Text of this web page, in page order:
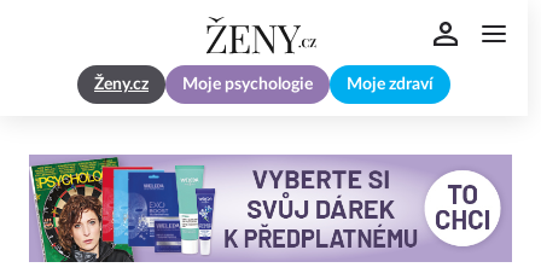
Ženy.cz Moje psychologie Moje zdraví